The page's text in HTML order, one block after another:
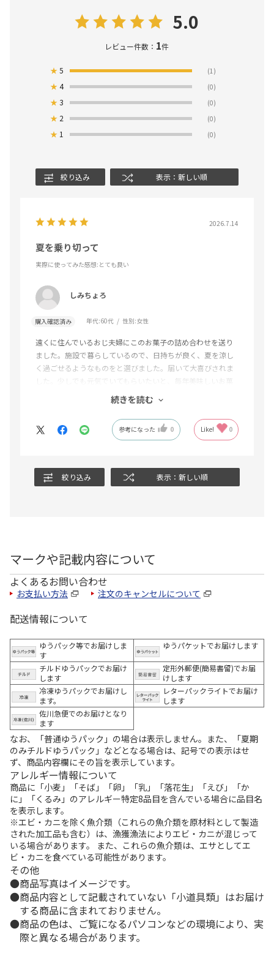
5.0
レビュー件数： 1件
★5 (1)
★4 (0)
★3 (0)
★ 2 (0)
★ 1 (0)
絞り込み 表示：新しい順
2026.7.14
夏を乗り切って
実際に使ってみた感想:とても良い
しみちょろ
購入確認済み 年代:60代 性別:女性
遠くに住んでいるおじ夫婦にこのお菓子の詰め合わせを送り
ました。施設で暮らしているので、日持ちが良く、夏を涼し
く過ごせるようなものをと選びました。届いて大喜びされま
した。少しでも元気でいてもらいたいと、毎年美味しいお菓
子を探すのが恒例になりました。来年もよろしくお願いしま
続きを読む
参考になった 0 Like! 0
絞り込み 表示：新しい順
マークや記載内容について
よくあるお問い合わせ
お支払い方法 注文のキャンセルについて
配送情報について
ゆうパック等でお届けしま
す
ゆうパケットでお届けします
チルドゆうパックでお届け
します
定形外郵便(簡易書留)でお届
けします
冷凍ゆうパックでお届けし
ます。
レターパックライトでお届け
します
佐川急便でのお届けとなり
ます
なお、「普通ゆうパック」の場合は表示しません。また、「夏期
のみチルドゆうパック」などとなる場合は、記号での表示はせ
ず、商品内容欄にその旨を表示しています。
アレルギー情報について
商品に「小麦」「そば」「卵」「乳」「落花生」「えび」「か
に」「くるみ」のアレルギー特定8品目を含んでいる場合に品目名
を表示します。
※エビ・カニを除く魚介類（これらの魚介類を原材料として製造
された加工品も含む）は、漁獲漁法によりエビ・カニが混じって
いる場合があります。 また、これらの魚介類は、エサとしてエ
ビ・カニを食べている可能性があります。
その他
商品写真はイメージです。
商品内容として記載されていない「小道具類」はお届け
する商品に含まれておりません。
商品の色は、ご覧になるパソコンなどの環境により、実
際と異なる場合があります。